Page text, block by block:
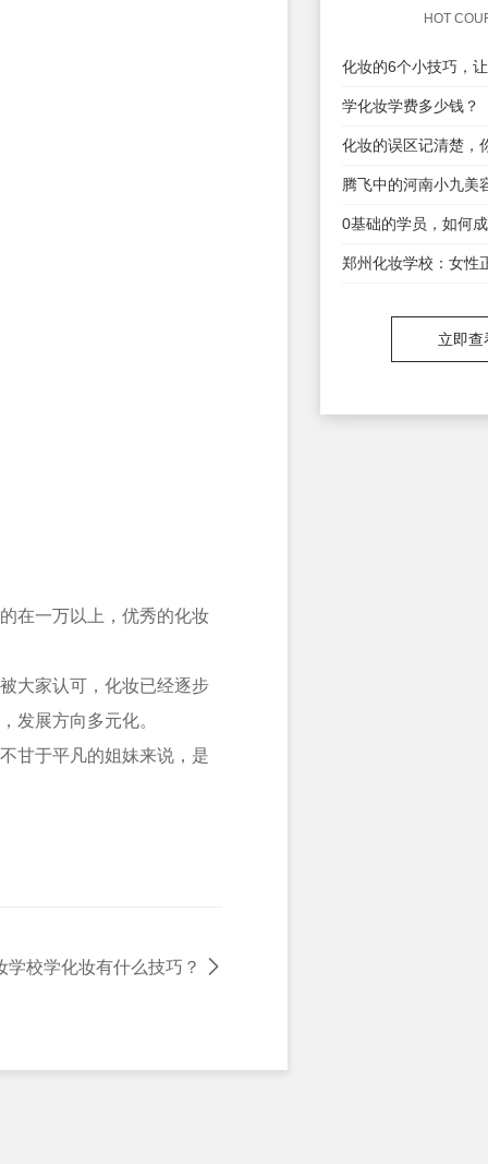
在一万以上，优秀的化妆
大家认可，化妆已经逐步
发展方向多元化。
甘于平凡的姐妹来说，是
学校学化妆有什么技巧？
HOT
学化妆学费多少钱？
腾飞中的河南小九美
立即查